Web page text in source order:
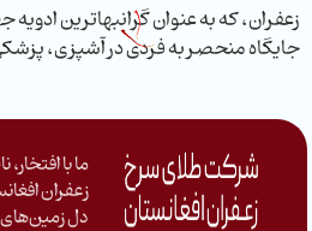
زعفران، که به عنوان گرانبهاترین
جایگاه منحصر به فردی در آشپزی،
ما با
زعفران
دل زمین‌های